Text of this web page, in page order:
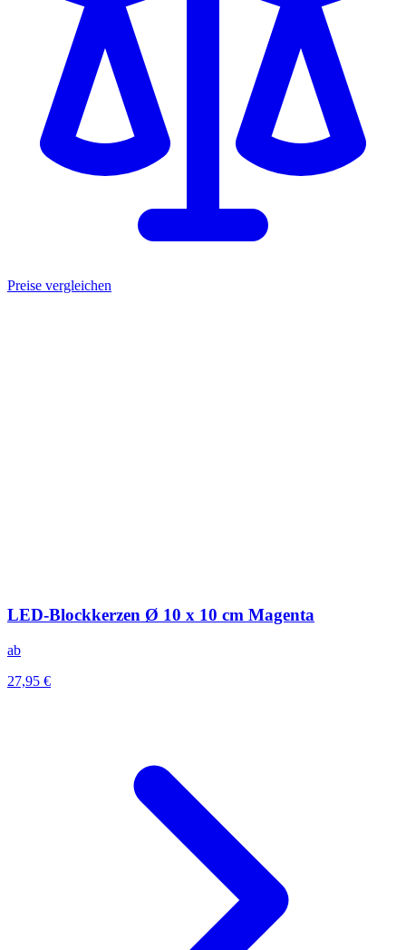
Preise vergleichen
LED-Blockkerzen Ø 10 x 10 cm Magenta
ab
27,95 €